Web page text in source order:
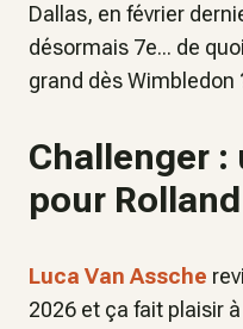
Dallas, en février
désormais 7e... de
grand dès Wimbledon
Challenger :
pour
Luca Van Assche
2026 et ça fait plaisir